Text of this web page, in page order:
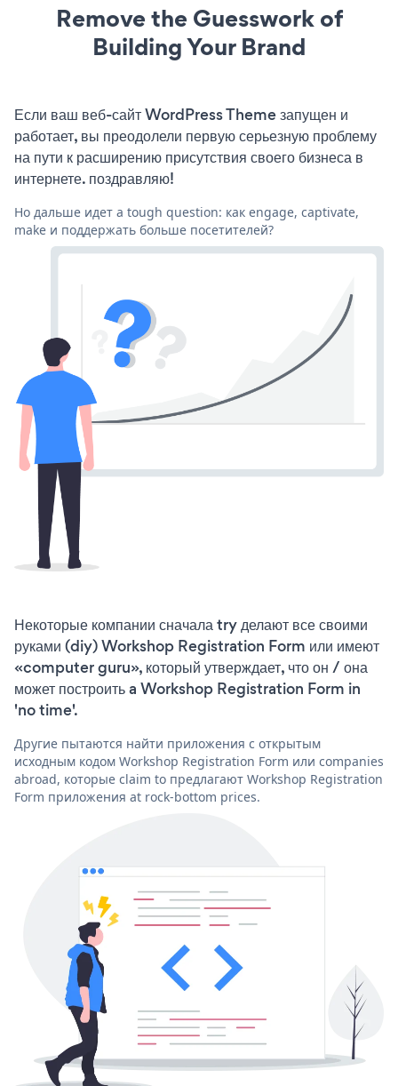
Remove the Guesswork of
Building Your Brand
Если ваш веб-сайт WordPress Theme запущен и
работает, вы преодолели первую серьезную проблему
на пути к расширению присутствия своего бизнеса в
интернете. поздравляю!
Но дальше идет a tough question: как engage, captivate,
make и поддержать больше посетителей?
Некоторые компании сначала try делают все своими
руками (diy) Workshop Registration Form или имеют
«computer guru», который утверждает, что он / она
может построить a Workshop Registration Form in
'no time'.
Другие пытаются найти приложения с открытым
исходным кодом Workshop Registration Form или companies
abroad, которые claim to предлагают Workshop Registration
Form приложения at rock-bottom prices.